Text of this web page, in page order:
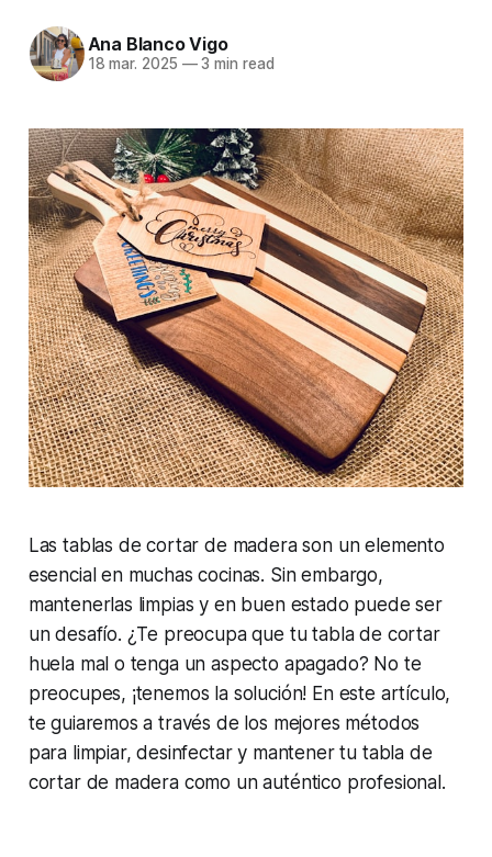
Ana Blanco Vigo
18 mar. 2025 —3 min read
Las tablas de cortar de madera son un elemento
esencial en muchas cocinas. Sin embargo,
mantenerlas limpias y en buen estado puede ser
un desafío. ¿Te preocupa que tu tabla de cortar
huela mal o tenga un aspecto apagado? No te
preocupes, ¡tenemos la solución! En este artículo,
te guiaremos a través de los mejores métodos
para limpiar, desinfectar y mantener tu tabla de
cortar de madera como un auténtico profesional.